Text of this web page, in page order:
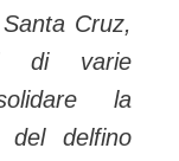
Cruz,
di varie
la
del delfino